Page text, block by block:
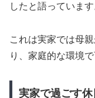
したと語っています
これは実家では母
り、家庭的な環境
実家で過ごす